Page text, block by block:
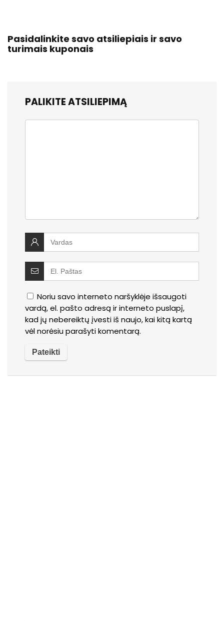
Pasidalinkite savo atsiliepiais ir savo
turimais kuponais
PALIKITE ATSILIEPIMĄ
Noriu savo interneto naršyklėje išsaugoti
vardą, el. pašto adresą ir interneto puslapį,
kad jų nebereiktų įvesti iš naujo, kai kitą kartą
vėl norėsiu parašyti komentarą.